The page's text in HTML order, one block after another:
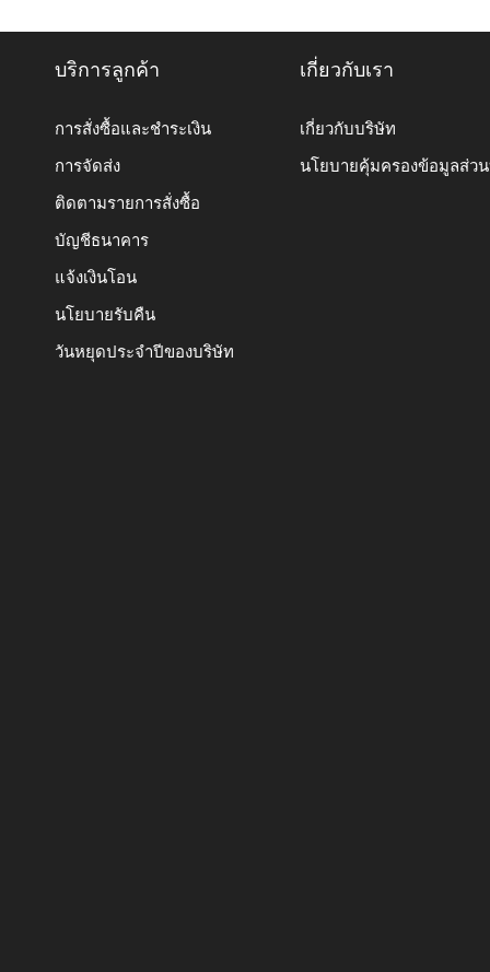
บริการลูกค้า
การสั่งซื้อและชำระเงิน
การจัดส่ง
ติดตามรายการสั่งซื้อ
บัญชีธนาคาร
แจ้งเงินโอน
นโยบายรับคืน
วันหยุดประจำปีของบริษัท
เกี่ยวกับเรา
เกี่ยวกับบริษัท
นโยบายคุ้มครองข้อมูลส่ว